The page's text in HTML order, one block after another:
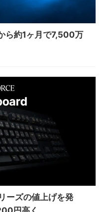
ら約1ヶ月で7,500万
ーズの値上げを発